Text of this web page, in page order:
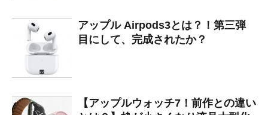
アップル Airpods3とは？！第三弾
目にして、完成されたか？
【アップルウォッチ7！前作との違い